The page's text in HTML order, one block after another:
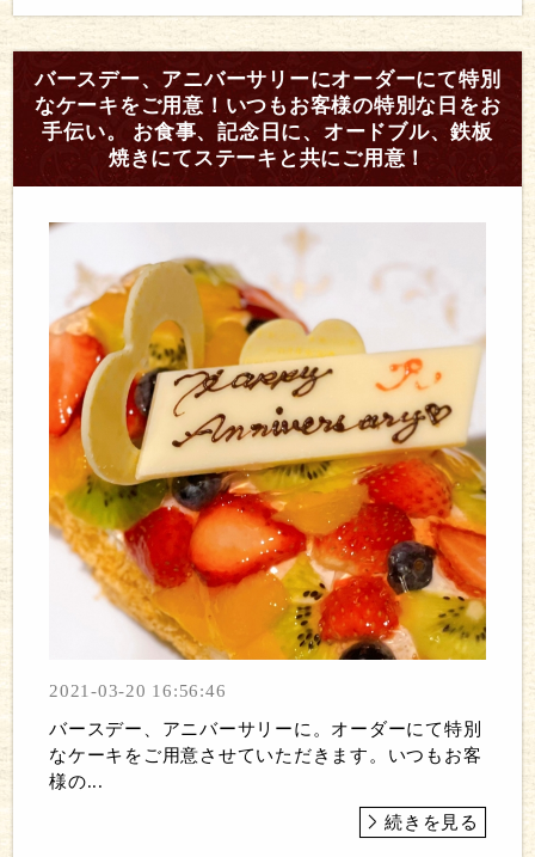
バースデー、アニバーサリーにオーダーにて特別
なケーキをご用意！いつもお客様の特別な日をお
手伝い。 お食事、記念日に、オードブル、鉄板
焼きにてステーキと共にご用意！
2021-03-20 16:56:46
バースデー、アニバーサリーに。オーダーにて特別
なケーキをご用意させていただきます。いつもお客
様の...
続きを見る